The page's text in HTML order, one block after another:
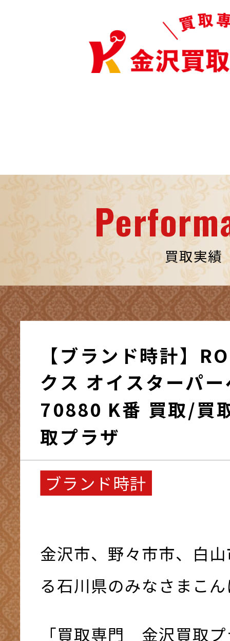
買取実績
【ブランド時計】
クス オイスターパ
70880 K番 買取/買
取プラザ
ブランド時計
金沢市、野々市市、白
る石川県のみなさまこ
「買取専門 金沢買取